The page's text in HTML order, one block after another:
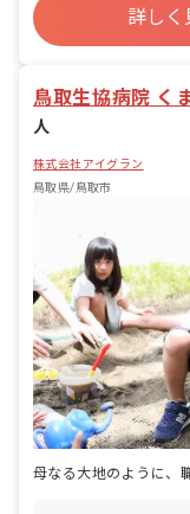
産休育休制度
未経
詳しく
鳥取生協病院 く
人
株式会社アイグラン
鳥取県/鳥取市